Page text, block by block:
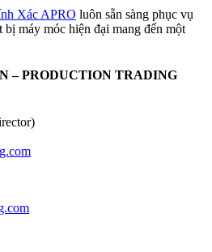
Xác APRO luôn sẵn sàng phục vụ
máy móc hiện đại mang đến một
– PRODUCTION TRADING